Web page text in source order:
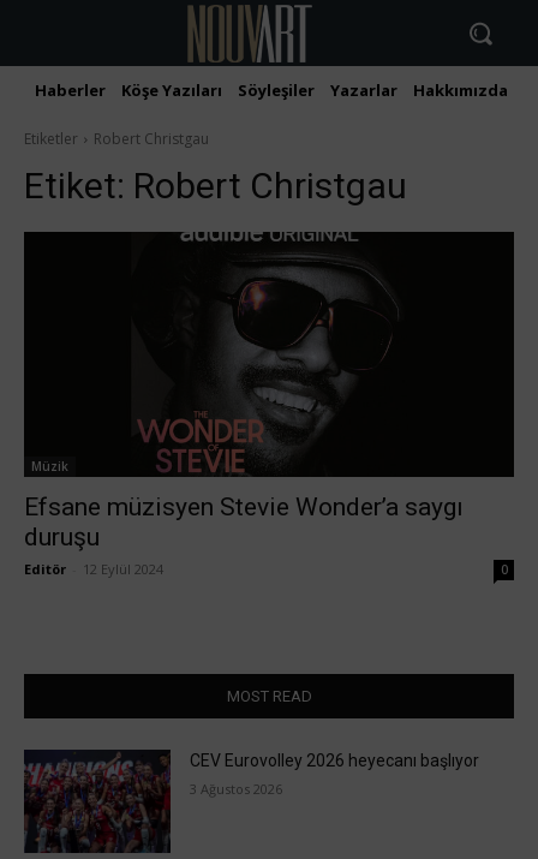
Haberler Köşe Yazıları Söyleşiler Yazarlar Hakkımızda
Etiketler Robert Christgau
Etiket: Robert Christgau
Müzik
Efsane müzisyen Stevie Wonder’a saygı
duruşu
Editör 12 Eylül 2024 0
MOST READ
CEV Eurovolley 2026 heyecanı başlıyor
3 Ağustos 2026